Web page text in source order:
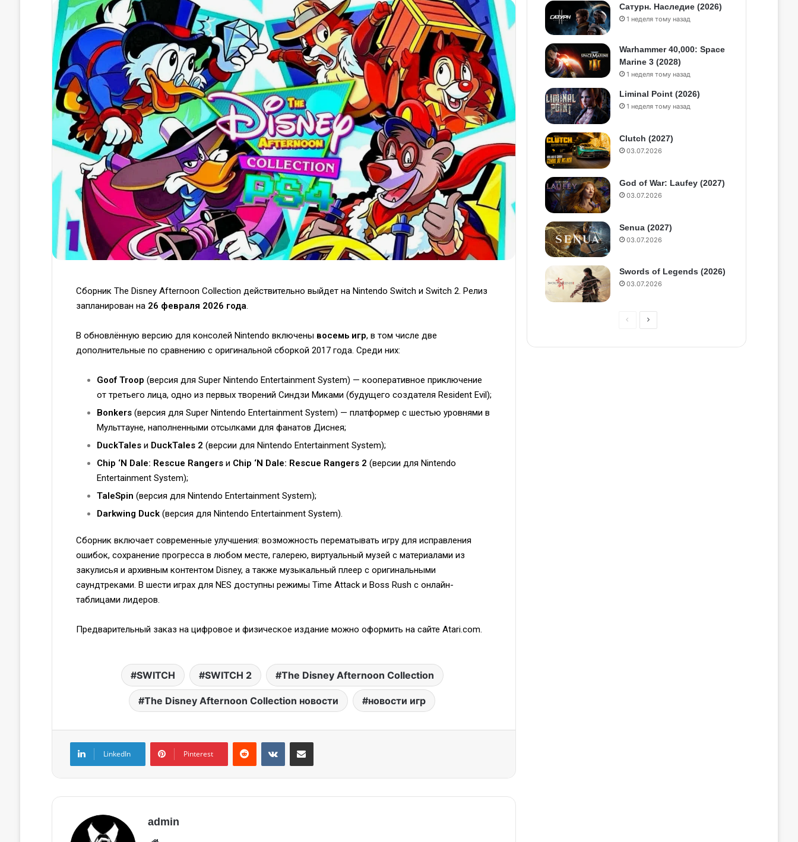
Сборник The Disney Afternoon Collection действительно выйдет на Nintendo Switch и Switch 2. Релиз
запланирован на 26 февраля 2026 года.
В обновлённую версию для консолей Nintendo включены восемь игр, в том числе две
дополнительные по сравнению с оригинальной сборкой 2017 года. Среди них:
Goof Troop (версия для Super Nintendo Entertainment System) — кооперативное приключение
от третьего лица, одно из первых творений Синдзи Миками (будущего создателя Resident Evil);
Bonkers(версия для Super Nintendo Entertainment System) — платформер с шестью уровнями в
Мульттауне, наполненными отсылками для фанатов Диснея;
DuckTalesи DuckTales 2 (версии для Nintendo Entertainment System);
Chip ‘N Dale: Rescue Rangersи Chip ‘N Dale: Rescue Rangers 2 (версии для Nintendo
Entertainment System);
TaleSpin (версия для Nintendo Entertainment System);
Darkwing Duck(версия для Nintendo Entertainment System).
Сборник включает современные улучшения: возможность перематывать игру для исправления
ошибок, сохранение прогресса в любом месте, галерею, виртуальный музей с материалами из
закулисья и архивным контентом Disney, а также музыкальный плеер с оригинальными
саундтреками. В шести играх для NES доступны режимы Time Attack и Boss Rush с онлайн-
таблицами лидеров.
Предварительный заказ на цифровое и физическое издание можно оформить на сайте Atari.com.
SWITCH SWITCH 2 The Disney Afternoon Collection
The Disney Afternoon Collection новости новости игр
LinkedIn Pinterest
admin
Сатурн. Наследие (2026)
1 неделя тому назад
Warhammer 40,000: Space
Marine 3 (2028)
1 неделя тому назад
Liminal Point (2026)
1 неделя тому назад
Clutch (2027)
03.07.2026
God of War: Laufey (2027)
03.07.2026
Senua (2027)
03.07.2026
Swords of Legends (2026)
03.07.2026